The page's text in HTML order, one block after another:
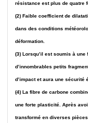
résistance est plus de quatre
(2) Faible coefficient de
dans des conditions
déformation.
(3) Lorsqu’il est soumis à
d’innombrables petits
d’impact et aura une sécurité
(4) La fibre de carbone
une forte plasticité. Après
transformé en diverses